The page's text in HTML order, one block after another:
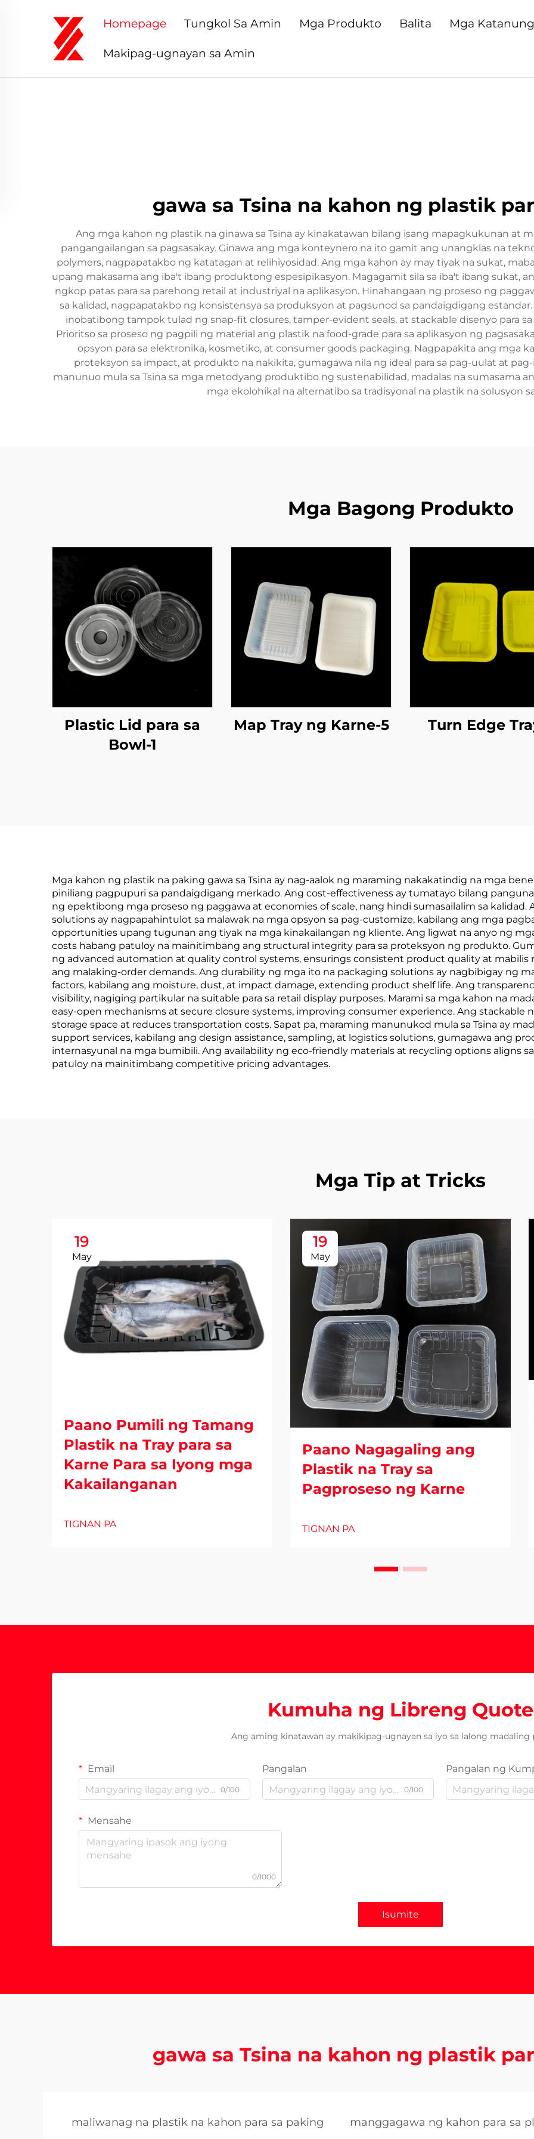
Homepage Tungkol Sa Amin Mga Produkto Balita Mga
Makipag-ugnayan sa Amin
gawa sa Tsina na kahon ng plastik
Ang mga kahon ng plastik na ginawa sa Tsina ay kinakatawan bilang isang mapagkukunan at
pangangailangan sa pagsasakay. Ginawa ang mga konteynero na ito gamit ang unangklas na
polymers, nagpapatakbo ng katatagan at relihiyosidad. Ang mga kahon ay may tiyak na sukat,
upang makasama ang iba't ibang produktong espesipikasyon. Magagamit sila sa iba't ibang sukat,
ngkop patas para sa parehong retail at industriyal na aplikasyon. Hinahangaan ng proseso ng
sa kalidad, nagpapatakbo ng konsistensya sa produksyon at pagsunod sa pandaigdigang
inobatibong tampok tulad ng snap-fit closures, tamper-evident seals, at stackable disenyo para
Prioritso sa proseso ng pagpili ng material ang plastik na food-grade para sa aplikasyon ng
opsyon para sa elektronika, kosmetiko, at consumer goods packaging. Nagpapakita ang mga
proteksyon sa impact, at produkto na nakikita, gumagawa nila ng ideal para sa pag-uulat at
manunuo mula sa Tsina sa mga metodyang produktibo ng sustenabilidad, madalas na sumasama
mga ekolohikal na alternatibo sa tradisyonal na plastik na solusyon
Mga Bagong Produkto
Plastic Lid para sa
Bowl-1
Map Tray ng Karne-5 Turn Edge
Mga kahon ng plastik na paking gawa sa Tsina ay nag-aalok ng maraming nakakatindig na mga
piniliang pagpupuri sa pandaigdigang merkado. Ang cost-effectiveness ay tumatayo bilang
ng epektibong mga proseso ng paggawa at economies of scale, nang hindi sumasailalim sa
solutions ay nagpapahintulot sa malawak na mga opsyon sa pag-customize, kabilang ang mga
opportunities upang tugunan ang tiyak na mga kinakailangan ng kliente. Ang ligwat na anyo ng
costs habang patuloy na mainitimbang ang structural integrity para sa proteksyon ng produkto.
ng advanced automation at quality control systems, ensurings consistent product quality at
ang malaking-order demands. Ang durability ng mga ito na packaging solutions ay nagbibigay ng
factors, kabilang ang moisture, dust, at impact damage, extending product shelf life. Ang
visibility, nagiging partikular na suitable para sa retail display purposes. Marami sa mga kahon na
easy-open mechanisms at secure closure systems, improving consumer experience. Ang stackable
storage space at reduces transportation costs. Sapat pa, maraming manunukod mula sa Tsina ay
support services, kabilang ang design assistance, sampling, at logistics solutions, gumagawa ang
internasyunal na mga bumibili. Ang availability ng eco-friendly materials at recycling options aligns
patuloy na mainitimbang competitive pricing advantages.
Mga Tip at Tricks
19
May
Paano Pumili ng Tamang
Plastik na Tray para sa
Karne Para sa Iyong mga
Kakailanganan
TIGNAN PA
19
May
Paano Nagagaling ang
Plastik na Tray sa
Pagproseso ng Karne
TIGNAN PA
Kumuha ng Libreng Quote
Ang aming kinatawan ay makikipag-ugnayan sa iyo sa lalong madaling
Email
0/100
Pangalan
0/100
Pangalan ng
Mensahe
0/1000
Isumite
gawa sa Tsina na kahon ng plastik
maliwanag na plastik na kahon para sa paking manggagawa ng kahon para sa